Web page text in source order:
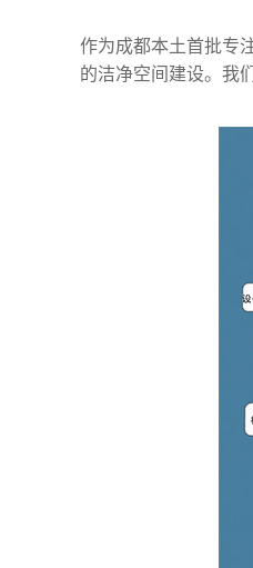
作为成都本土首批专
的洁净空间建设。我